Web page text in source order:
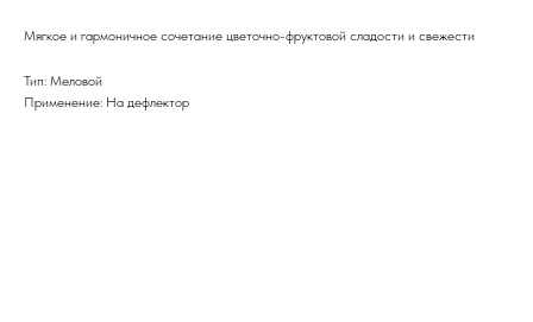
Мягкое и гармоничное сочетание цветочно-фруктовой сладости и свежести
Тип: Меловой
Применение: На дефлектор